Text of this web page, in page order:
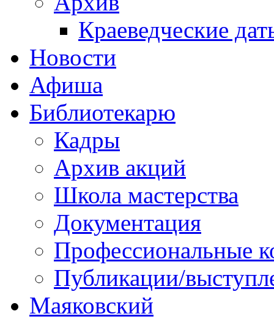
Краеведческие
Новости
Афиша
Библиотекарю
Кадры
Архив акций
Школа мастерства
Документация
Профессиональные
Публикации/
Маяковский